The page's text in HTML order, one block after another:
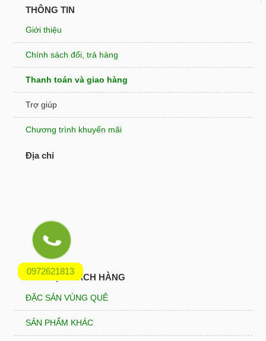
0972621813
THÔNG TIN
Giới thiệu
Chính sách đổi, trả hàng
Thanh toán và giao hàng
Trợ giúp
Chương trình khuyến mãi
Địa chỉ
HỖ TRỢ KHÁCH HÀNG
ĐẶC SẢN VÙNG QUÊ
SẢN PHẨM KHÁC